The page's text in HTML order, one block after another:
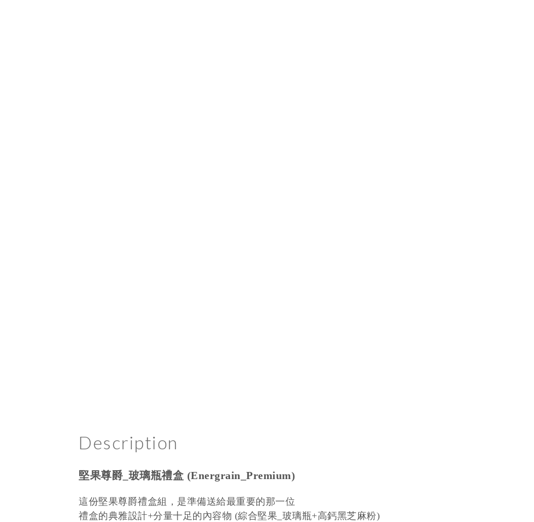
Description
堅果尊爵_玻璃瓶禮盒 (Energrain_Premium)
這份堅果尊爵禮盒組，是準備送給最重要的那一位
禮盒的典雅設計+分量十足的內容物 (綜合堅果_玻璃瓶+高鈣黑芝麻粉)